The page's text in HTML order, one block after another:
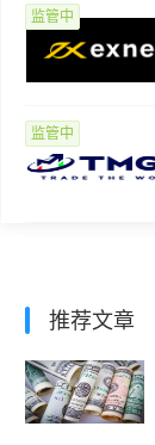
监管中
监管中
推荐文章